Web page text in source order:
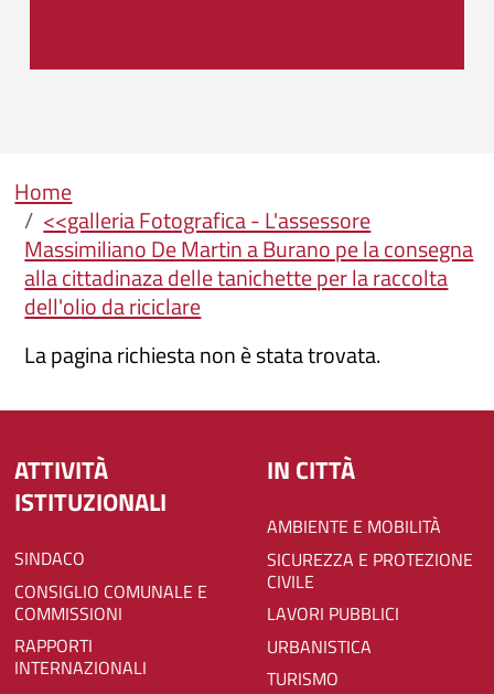
Briciole di pane
Home
<<galleria Fotografica - L'assessore
Massimiliano De Martin a Burano pe la consegna
alla cittadinaza delle tanichette per la raccolta
dell'olio da riciclare
La pagina richiesta non è stata trovata.
ATTIVITÀ
ISTITUZIONALI
SINDACO
CONSIGLIO COMUNALE E
COMMISSIONI
RAPPORTI
INTERNAZIONALI
IN CITTÀ
AMBIENTE E MOBILITÀ
SICUREZZA E PROTEZIONE
CIVILE
LAVORI PUBBLICI
URBANISTICA
TURISMO